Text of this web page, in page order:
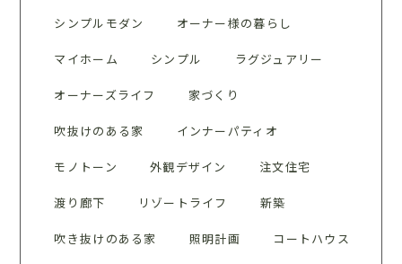
シンプルモダン オーナー様の暮らし
マイホーム シンプル ラグジュアリー
オーナーズライフ 家づくり
吹抜けのある家 インナーパティオ
モノトーン 外観デザイン 注文住宅
渡り廊下 リゾートライフ 新築
吹き抜けのある家 照明計画 コートハウス